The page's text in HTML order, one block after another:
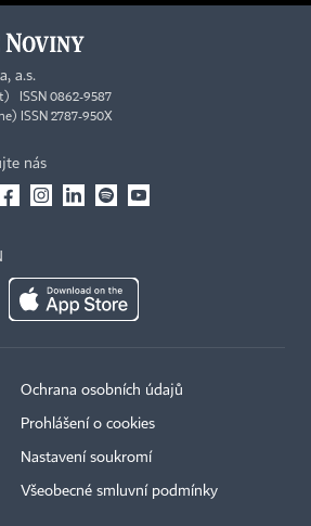
a.s.
ISSN 0862-9587
ISSN 2787-950X
nás
Ochrana osobních údajů
Prohlášení o cookies
Nastavení soukromí
Všeobecné smluvní podmínky